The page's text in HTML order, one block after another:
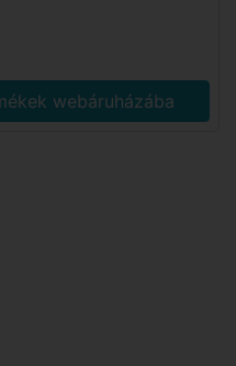
webáruházába